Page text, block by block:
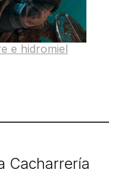
e hidromiel
Cacharrería